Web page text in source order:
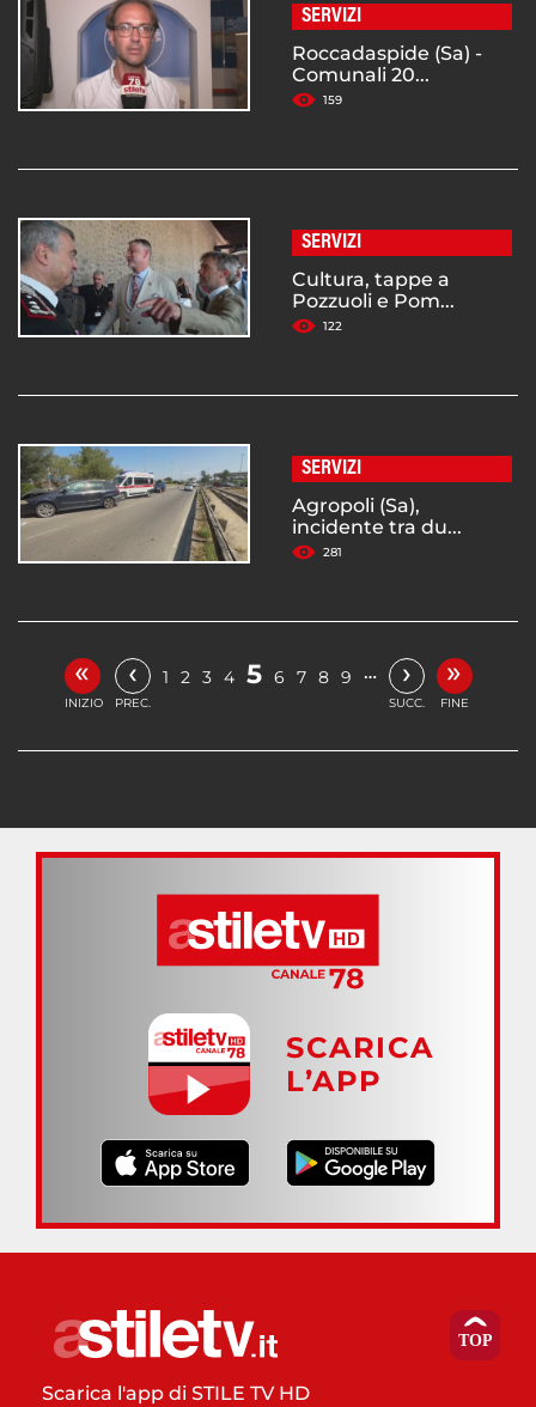
SERVIZI
Roccadaspide (Sa) -
Comunali 20...
159
SERVIZI
Cultura, tappe a
Pozzuoli e Pom...
122
SERVIZI
Agropoli (Sa),
incidente tra du...
281
«
INIZIO
‹
PREC.
1 2 3 4 5 6 7 8 9 … ›
SUCC.
»
FINE
SCARICA
L’APP
Scarica l'app di STILE TV HD